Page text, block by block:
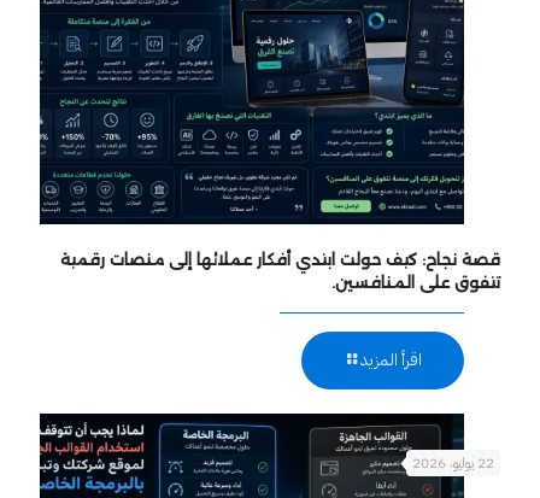
قصة نجاح: كيف حولت ابتدي أفكار عملائها إلى منصات رقمية
تتفوق على المنافسين.
اقرأ المزيد
22 يوليو، 2026